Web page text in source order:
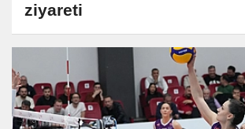
ziyareti